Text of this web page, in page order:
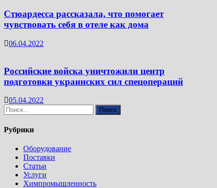
Стюардесса рассказала, что помогает
чувствовать себя в отеле как дома
06.04.2022
Российские войска уничтожили центр
подготовки украинских сил спецопераций
05.04.2022
Найти:
Рубрики
Оборудование
Поставки
Статьи
Услуги
Химпромышленность